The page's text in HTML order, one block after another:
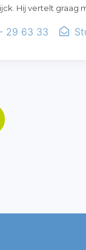
Hij vertelt graag
29 63 33